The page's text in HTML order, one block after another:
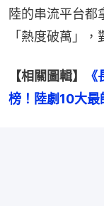
陸的串流平台都
「熱度破萬」
【相關圖輯】
榜！陸劇10大最